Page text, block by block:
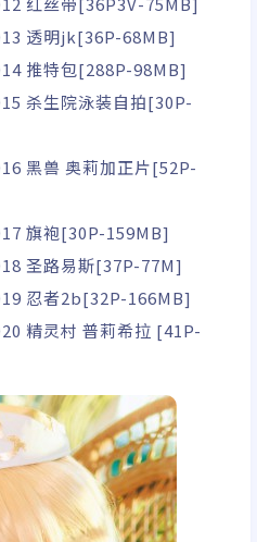
透明jk[36P-68MB]
推特包[288P-98MB]
杀生院泳装自拍[30P-
黑兽 奥莉加正片[52P-
旗袍[30P-159MB]
圣路易斯[37P-77M]
忍者2b[32P-166MB]
精灵村 普莉希拉 [41P-